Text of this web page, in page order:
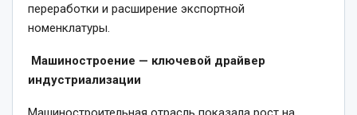
переработки и расширение экспортной
номенклатуры.
Машиностроение — ключевой драйвер
индустриализации